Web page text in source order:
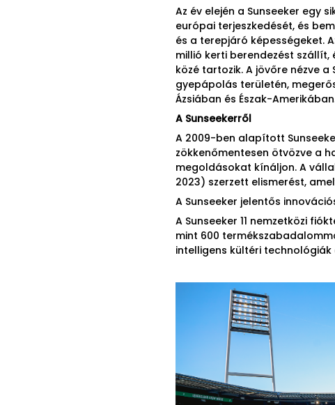
Az év elején a Sunseeker egy
európai terjeszkedését, és
és a terepjáró képességeket.
millió kerti berendezést
közé tartozik. A jövőre nézve
gyepápolás területén,
Ázsiában és Észak-
A Sunseekerről
A 2009-ben alapított
zökkenőmentesen ötvözve a
megoldásokat kínáljon. A
2023) szerzett elismerést,
A Sunseeker jelentős
A Sunseeker 11 nemzetközi
mint 600
intelligens kültéri